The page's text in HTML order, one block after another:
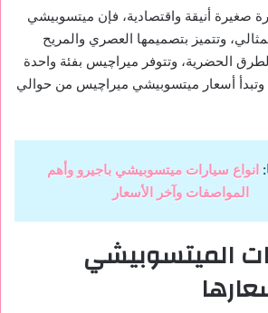
صغيرة أنيقة واقتصادية، فإن ميتسوبيشي
وتتميز بتصميمها العصري والمريح
الحضرية، وتتوفر ميراچيس بفئة واحدة
بسعة 1.2 لتر، وتبدأ أسعار ميتسوبيشي ميراچيس من حوالي
انواع سيارات ميتسوبيشي باجيرو وأهم
المواصفات وآخر الأسعار
الميتسوبيشي